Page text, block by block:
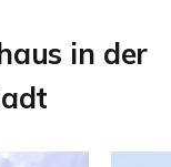
in der